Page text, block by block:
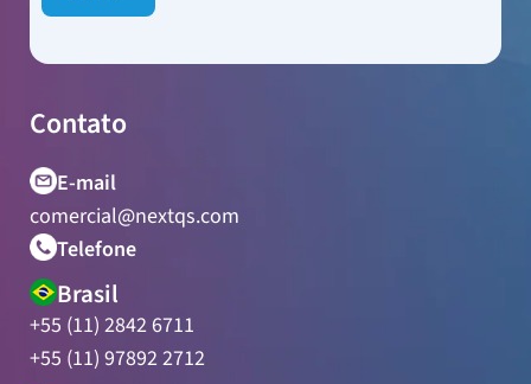
Contato
E-mail
comercial@nextqs.com
Telefone
Brasil
+55 (11) 2842 6711
+55 (11) 97892 2712